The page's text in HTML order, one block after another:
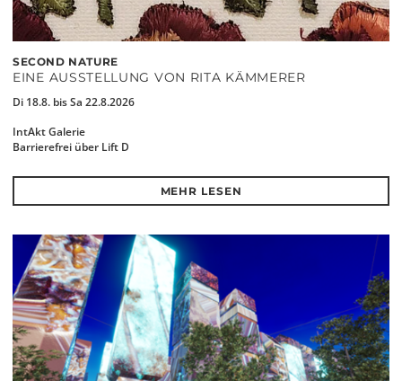
SECOND NATURE
EINE AUSSTELLUNG VON RITA KÄMMERER
Di 18.8. bis Sa 22.8.2026
IntAkt Galerie
Barrierefrei über Lift D
MEHR LESEN